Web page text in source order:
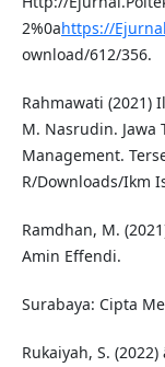
2%0ahttps://
ownload/612/356.
Rahmawati (2021)
M. Nasrudin. Jawa
Management.
R/Downloads/Ikm
Ramdhan, M.
Amin Effendi.
Surabaya: Cipta
Rukaiyah, S.